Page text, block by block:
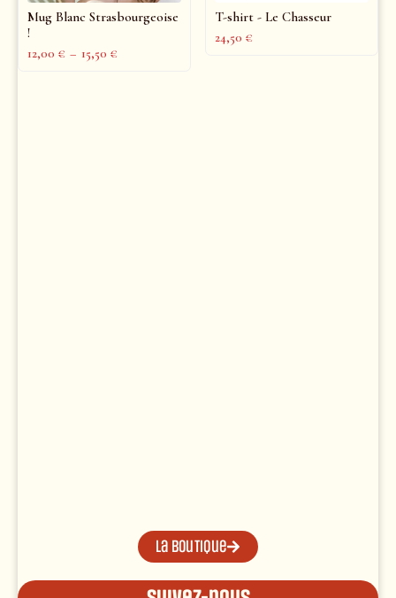
Mug Blanc Strasbourgeoise
!
12,00 € – 15,50 €
T-shirt - Le Chasseur
24,50 €
La boutique